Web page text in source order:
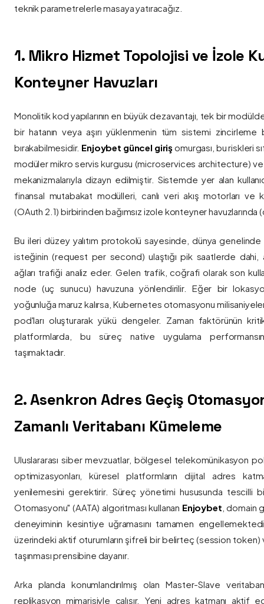
teknik parametrelerle masaya yatıracağız.
1. Mikro Hizmet Topolojisi ve İzole
Konteyner Havuzları
Monolitik kod yapılarının en büyük dezavantajı, tek bir
bir hatanın veya aşırı yüklenmenin tüm sistemi zincirleme
bırakabilmesidir. Enjoybet güncel giriş omurgası, bu riskleri
modüler mikro servis kurgusu (microservices architecture)
mekanizmalarıyla dizayn edilmiştir. Sistemde yer alan
finansal mutabakat modülleri, canlı veri akış motorları ve
(OAuth 2.1) birbirinden bağımsız izole konteyner havuzlarında
Bu ileri düzey yalıtım protokolü sayesinde, dünya genelinde
isteğinin (request per second) ulaştığı pik saatlerde dahi,
ağları trafiği analiz eder. Gelen trafik, coğrafi olarak son
node (uç sunucu) havuzuna yönlendirilir. Eğer bir
yoğunluğa maruz kalırsa, Kubernetes otomasyonu
pod'ları oluşturarak yükü dengeler. Zaman faktörünün
platformlarda, bu süreç native uygulama
taşımaktadır.
2. Asenkron Adres Geçiş
Zamanlı Veritabanı Kümeleme
Uluslararası siber mevzuatlar, bölgesel telekomünikasyon
optimizasyonları, küresel platformların dijital adres
yenilemesini gerektirir. Süreç yönetimi hususunda tescilli
Otomasyonu" (AATA) algoritması kullanan Enjoybet , domain
deneyiminin kesintiye uğramasını tamamen
üzerindeki aktif oturumların şifreli bir belirteç (session token)
taşınması prensibine dayanır.
Arka planda konumlandırılmış olan Master-Slave
replikasyon mimarisiyle çalışır. Yeni adres katmanı aktif